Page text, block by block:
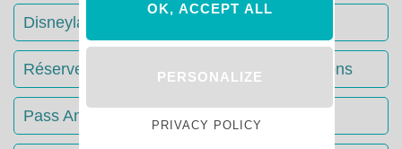
Disneyland Paris : Le guide complet
Réserver votre séjour : toutes les informations
Pass Annuels Disney : informations
OK, ACCEPT ALL
PERSONALIZE
PRIVACY POLICY